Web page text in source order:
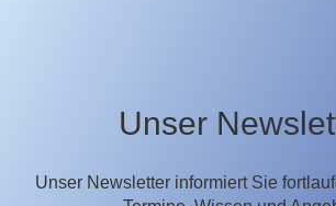
Unser
Unser Newsletter informiert Sie